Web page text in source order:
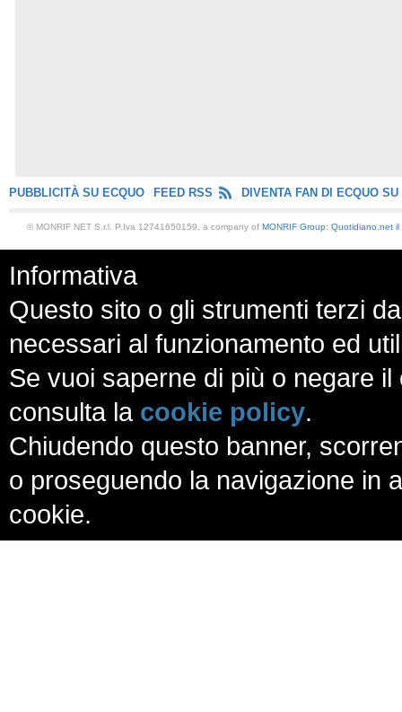
PUBBLICITÀ SU ECQUO FEED RSS DIVENTA FAN DI ECQUO SU
© MONRIF NET S.r.l. P.Iva 12741650159, a company of MONRIF Group: Quotidiano.net il
Informativa
Questo sito o gli strumenti terzi
necessari al funzionamento ed
Se vuoi saperne di più o negare
consulta la cookie policy.
Chiudendo questo banner,
o proseguendo la navigazione in
cookie.